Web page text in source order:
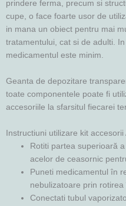
prindere ferma, precum si
cupe, o face foarte usor de
in mana un obiect pentru mai
tratamentului, cat si de adulti.
medicamentul este minim.
Geanta de depozitare
toate componentele poate fi
accesoriile la sfarsitul fiecarei
Instructiuni utilizare kit accesorii
Rotiti partea superioară
acelor de ceasornic
Puneti medicamentul în
nebulizatoare prin
Conectati tubul